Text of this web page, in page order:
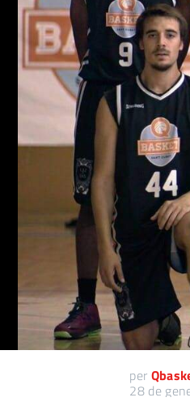
per
28 de